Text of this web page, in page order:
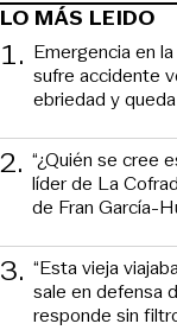
LO MÁS LEIDO
1. Emergencia en
sufre accidente
ebriedad y
2. “¿Quién se cree
líder de La
de Fran García-
3. “Esta vieja
sale en defensa
responde sin